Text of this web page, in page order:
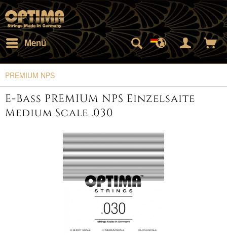
Menü
PREMIUM NPS
E-Bass PREMIUM NPS Einzelsaite
Medium Scale .030